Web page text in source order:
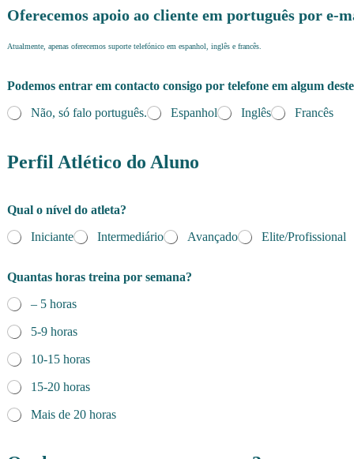
Oferecemos apoio ao cliente em português por e-
Atualmente, apenas oferecemos suporte telefónico em espanhol, inglês e francês.
Podemos entrar em contacto consigo por telefone em algum
Não, só falo português.
Espanhol Inglês Francês
e
o
e
t
i
o
Perfil Atlético do Aluno
Qual o nível do atleta?
Iniciante
Intermediário Avançado Elite/Profissional
Quantas horas treina por semana?
– 5 horas
5-9 horas
10-15 horas
15-20 horas
Mais de 20 horas